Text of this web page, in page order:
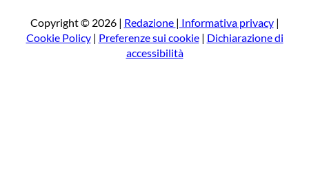
a
Copyright © 2026 | Redazione | Informativa privacy|
Cookie Policy| Preferenze sui cookie| Dichiarazione di
accessibilità